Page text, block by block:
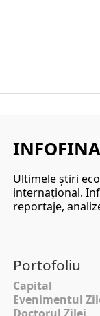
Ultimele ştiri
internaţional.
reportaje,
Portofoliu
Capital
Evenimentul